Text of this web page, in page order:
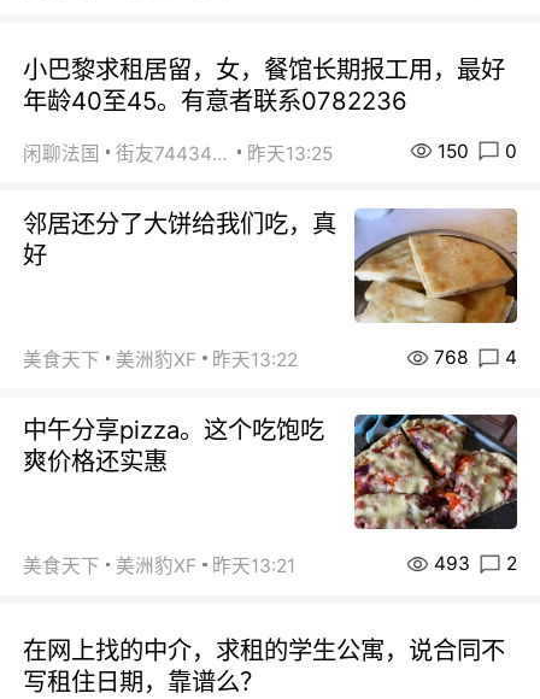
小巴黎求租居留，女，餐馆长期报工用，最好
年龄40至45。有意者联系0782236
闲聊法国 街友74434350 昨天13:25 150 0
邻居还分了大饼给我们吃，真
好
美食天下 美洲豹XF 昨天13:22 768 4
中午分享pizza。这个吃饱吃
爽价格还实惠
美食天下 美洲豹XF 昨天13:21 493 2
在网上找的中介，求租的学生公寓，说合同不
写租住日期，靠谱么？